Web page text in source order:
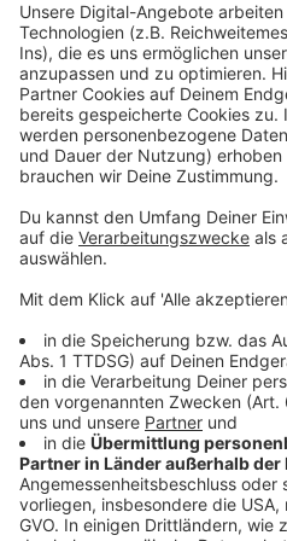
Weitere Infos und
Anzeige
Unsere DEG-Sonderseite
DEG-Legenden hautnah
Anzeige
Folge uns für mehr
Anzeige